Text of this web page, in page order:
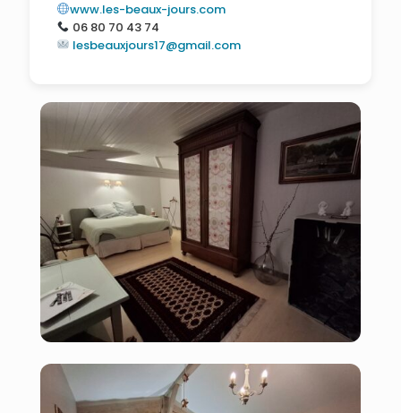
www.les-beaux-jours.com
06 80 70 43 74
lesbeauxjours17@gmail.com